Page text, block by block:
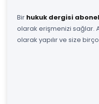
Bir hukuk dergisi
olarak erişmenizi sağlar.
olarak yapılır ve size